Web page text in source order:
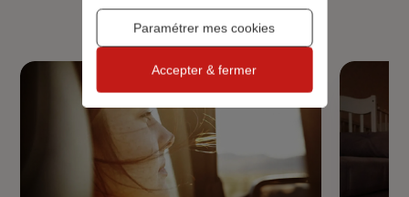
Paramétrer mes cookies
Accepter & fermer